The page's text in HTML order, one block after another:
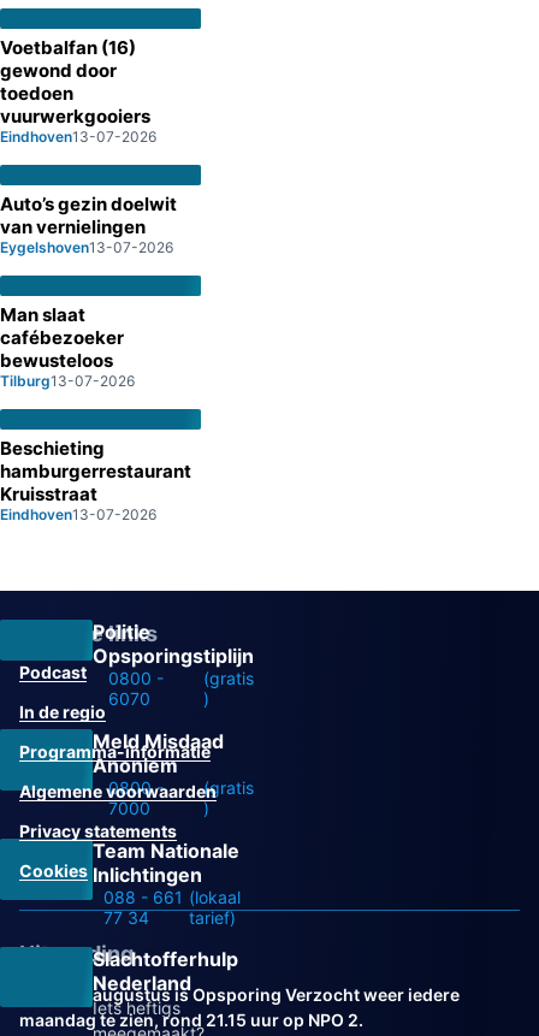
Voetbalfan (16)
gewond door
toedoen
vuurwerkgooiers
Eindhoven13-07-2026
Auto’s gezin doelwit
van vernielingen
Eygelshoven13-07-2026
Man slaat
cafébezoeker
bewusteloos
Tilburg13-07-2026
Beschieting
hamburgerrestaurant
Kruisstraat
Eindhoven13-07-2026
Politie
Opsporingstiplijn
0800 -
6070
(gratis
)
Meld Misdaad
Anoniem
0800 -
7000
(gratis
)
Team Nationale
Inlichtingen
088 - 661
77 34
(lokaal
tarief)
Slachtofferhulp
Nederland
Iets heftigs
Overige links
Podcast
In de regio
Programma-informatie
Algemene voorwaarden
Privacy statements
Cookies
Uitzending
Vanaf 31 augustus is Opsporing Verzocht weer iedere
maandag te zien, rond 21.15 uur op NPO 2.